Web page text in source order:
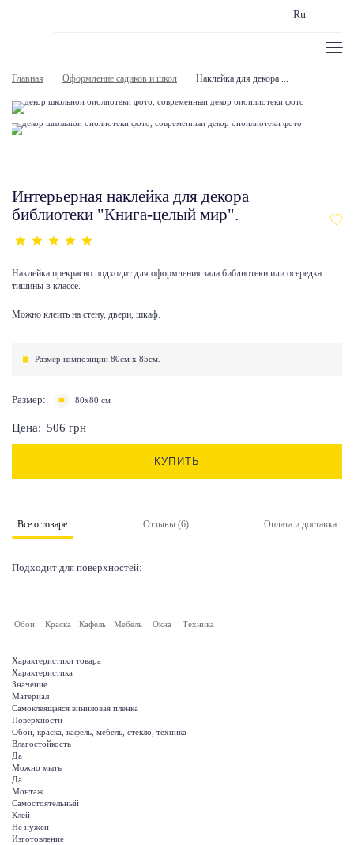
Ru
Главная Оформление садиков и школ Наклейка для декора ...
Интерьерная наклейка для декора
библиотеки "Книга-целый мир".
Наклейка прекрасно подходит для оформления зала библиотеки или осередка
тишины в классе.
Можно клеить на стену, двери, шкаф.
Размер композиции 80см х 85см.
Размер: 80х80 см
Цена: 506 грн
КУПИТЬ
Все о товаре Отзывы (6) Оплата и доставка
Подходит для поверхностей:
Обои Краска Кафель Мебель Окна Техника
Характеристики товара
Характеристика
Значение
Материал
Самоклеящаяся виниловая пленка
Поверхности
Обои, краска, кафель, мебель, стекло, техника
Влагостойкость
Да
Можно мыть
Да
Монтаж
Самостоятельный
Клей
Не нужен
Изготовление